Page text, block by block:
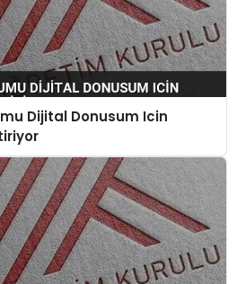
Dijital Donusum Icin